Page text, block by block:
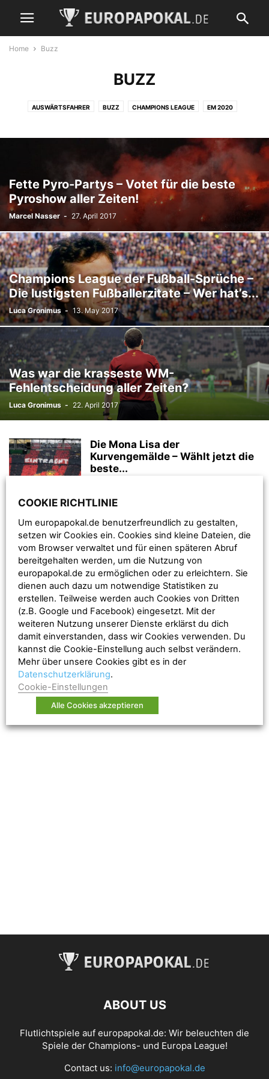
Home Buzz
BUZZ
AUSWÄRTSFAHRER BUZZ CHAMPIONS LEAGUE EM 2020
FUSSBALLREGELN FUSSBALLREISEN HISTORIE LEGENDEN
NEWS QUIZ
STATISTIK TIPPS VIDEO
WM 2018 RUSSLAND WM 2022 KATAR YOUTH LEAGUE
Fette Pyro-Partys – Votet für die beste
Pyroshow aller Zeiten!
Marcel Nasser - 27. April 2017
Champions League der Fußball-Sprüche –
Die lustigsten Fußballerzitate – Wer hat’s...
Luca Gronimus - 13. May 2017
Was war die krasseste WM-
Fehlentscheidung aller Zeiten?
Luca Gronimus - 22. April 2017
Die Mona Lisa der
Kurvengemälde – Wählt jetzt die
beste...
beste Pyroshow aller Zeiten!
Marcel Nasser - 27. April 2017
Was war die krasseste WM-
Fehlentscheidung aller Zeiten?
Luca Gronimus - 22. April 2017
ABOUT US
Flutlichtspiele auf europapokal.de: Wir beleuchten die
Spiele der Champions- und Europa League!
Contact us: info@europapokal.de
COOKIE RICHTLINIE
Um europapokal.de benutzerfreundlich zu gestalten,
setzen wir Cookies ein. Cookies sind kleine Dateien, die
vom Browser verwaltet und für einen späteren Abruf
bereitgehalten werden, um die Nutzung von
europapokal.de zu ermöglichen oder zu erleichtern. Sie
dienen auch dazu um notwendige Statistiken zu
erstellen. Teilweise werden auch Cookies von Dritten
(z.B. Google und Facebook) eingesetzt. Mit der
weiteren Nutzung unserer Dienste erklärst du dich
damit einverstanden, dass wir Cookies verwenden. Du
kannst die Cookie-Einstellung auch selbst verändern.
Mehr über unsere Cookies gibt es in der
Datenschutzerklärung.
Cookie-Einstellungen
Alle Cookies akzeptieren